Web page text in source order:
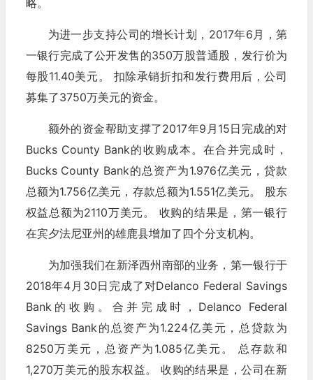
为进一步支持公司的增长计划，2017年6月，第
一银行完成了公开发售的350万股普通股，发行价为
每股11.40美元。 扣除承销折扣和发行费用后，公司
募集了3750万美元的资金。
额外的资金帮助支撑了2017年9月15日完成的对
Bucks County Bank的收购成本。在合并完成时，
Bucks County Bank的总资产为1.976亿美元，贷款
总额为1.756亿美元，存款总额为1.551亿美元。 股东
权益总额为2110万美元。 收购的结果是，第一银行
在宾夕法尼亚州的雄鹿县增加了四个分支机构。
为加强我们在新泽西州南部的业务，第一银行于
2018年4月30日完成了对Delanco Federal Savings
Bank的收购。合并完成时，Delanco Federal
Savings Bank的总资产为1.224亿美元，总贷款为
8250万美元，总资产为1.085亿美元。 总存款和
1,270万美元的股东权益。 收购的结果是，公司在新